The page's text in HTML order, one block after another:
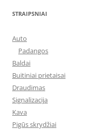
STRAIPSNIAI
Auto
Padangos
Baldai
Buitiniai prietaisai
Draudimas
Signalizacija
Kava
Pigūs skrydžiai